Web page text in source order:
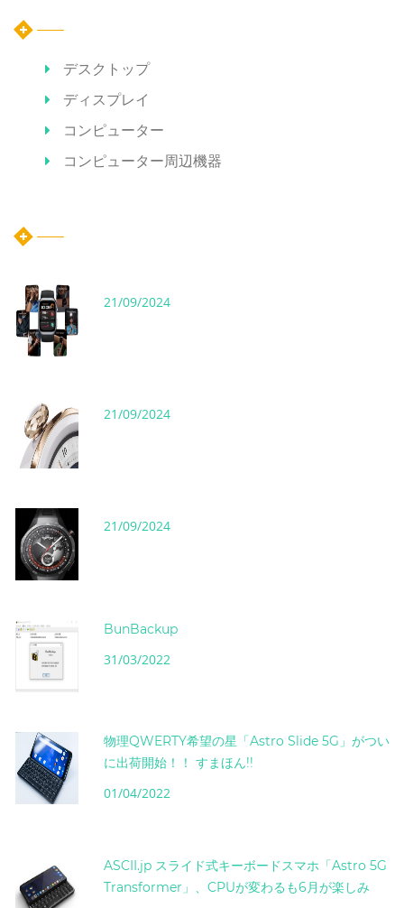
デスクトップ
ディスプレイ
コンピューター
コンピューター周辺機器
21/09/2024
21/09/2024
21/09/2024
BunBackup
31/03/2022
物理QWERTY希望の星「Astro Slide 5G」がつい
に出荷開始！！ すまほん!!
01/04/2022
ASCII.jp スライド式キーボードスマホ「Astro 5G
Transformer」、CPUが変わるも6月が楽しみ